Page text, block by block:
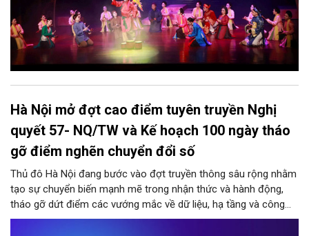
Hà Nội mở đợt cao điểm tuyên truyền Nghị
quyết 57- NQ/TW và Kế hoạch 100 ngày tháo
gỡ điểm nghẽn chuyển đổi số
Thủ đô Hà Nội đang bước vào đợt truyền thông sâu rộng nhằm
tạo sự chuyển biến mạnh mẽ trong nhận thức và hành động,
tháo gỡ dứt điểm các vướng mắc về dữ liệu, hạ tầng và công
nghệ trong hệ thống chính trị.